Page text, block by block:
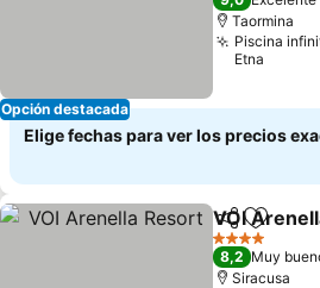
Opción destacada
Taormina
Piscina
Etna
Elige fechas para ver los precios
Compartir
VOI
4 Estrellas
8,2 Muy
Siracusa